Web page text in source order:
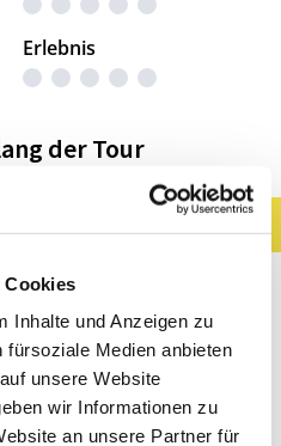
Cookies
Inhalte und Anzeigen zu
fürsoziale Medien anbieten
unsere Website
wir Informationen zu
an unsere Partner für
Erlebnis
der Tour
Freizeit